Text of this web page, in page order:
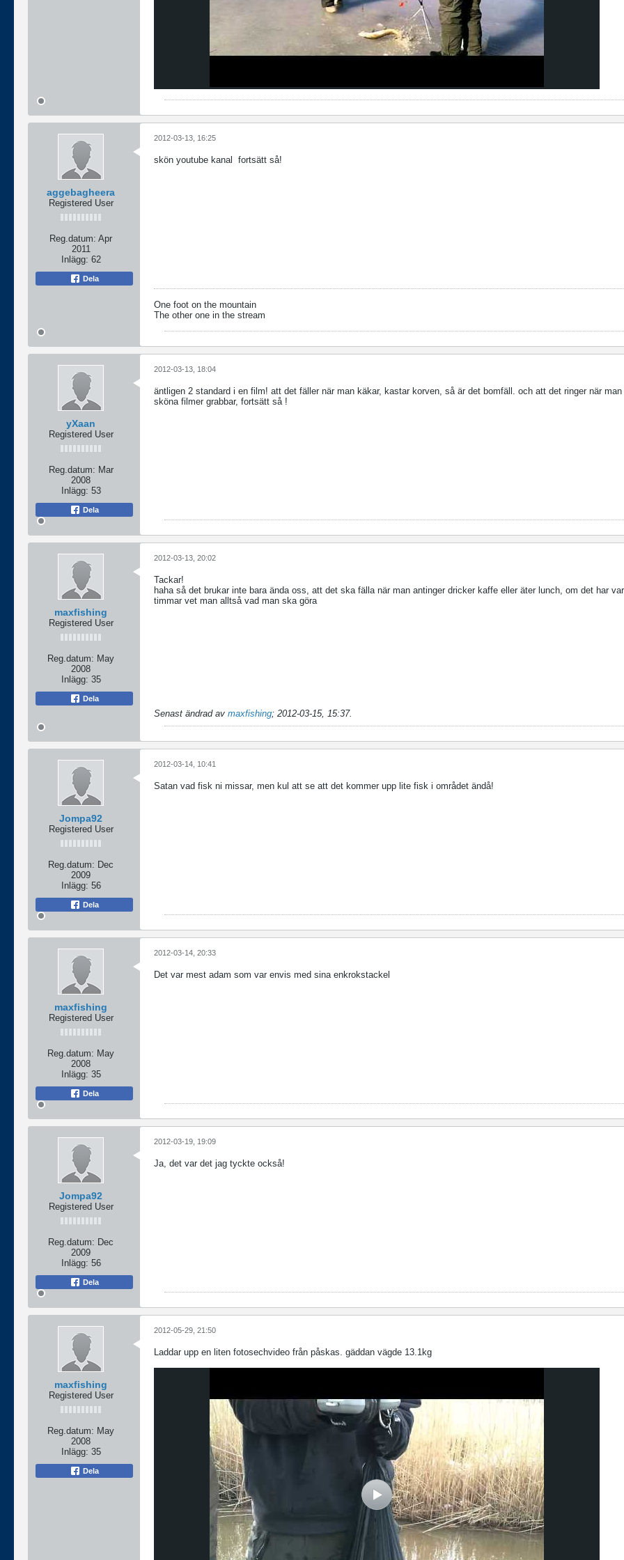
aggebagheera
Registered User
Reg.datum: Apr
2011
Inlägg: 62
Dela
2012-03-13, 16:25
skön youtube kanal fortsätt så!
One foot on the mountain
The other one in the stream
yXaan
Registered User
Reg.datum: Mar
2008
Inlägg: 53
Dela
2012-03-13, 18:04
äntligen 2 standard i en film! att det fäller när man käkar, kastar korven, så är det bomfäll. och att det ringer när man
sköna filmer grabbar, fortsätt så !
maxfishing
Registered User
Reg.datum: May
2008
Inlägg: 35
Dela
2012-03-13, 20:02
Tackar!
haha så det brukar inte bara ända oss, att det ska fälla när man antinger dricker kaffe eller äter lunch, om det har
timmar vet man alltså vad man ska göra
Senast ändrad av maxfishing; 2012-03-15, 15:37.
Jompa92
Registered User
Reg.datum: Dec
2009
Inlägg: 56
Dela
2012-03-14, 10:41
Satan vad fisk ni missar, men kul att se att det kommer upp lite fisk i området ändå!
maxfishing
Registered User
Reg.datum: May
2008
Inlägg: 35
Dela
2012-03-14, 20:33
Det var mest adam som var envis med sina enkrokstackel
Jompa92
Registered User
Reg.datum: Dec
2009
Inlägg: 56
Dela
2012-03-19, 19:09
Ja, det var det jag tyckte också!
maxfishing
Registered User
Reg.datum: May
2008
Inlägg: 35
Dela
2012-05-29, 21:50
Laddar upp en liten fotosechvideo från påskas. gäddan vägde 13.1kg